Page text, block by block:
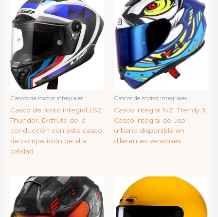
Cascos de motos integrales
Casco de moto integral LS2
Thunder. Disfrute de la
conducción con este casco
de competición de alta
calidad
Cascos de motos integrales
Casco integral NZI Trendy 3.
Casco integral de uso
urbano disponible en
diferentes versiones.